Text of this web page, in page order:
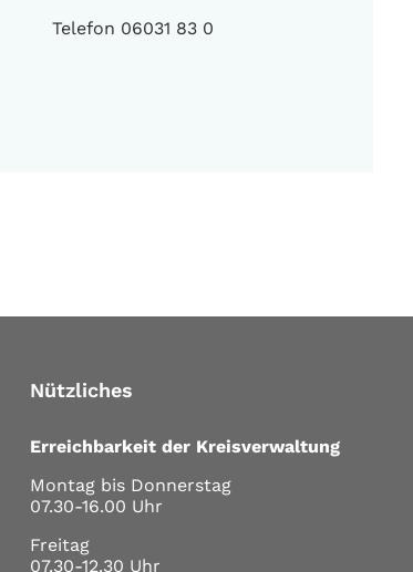
Telefon 06031 83 0
Nützliches
Erreichbarkeit der Kreisverwaltung
Montag bis Donnerstag
07.30-16.00 Uhr
Freitag
07.30-12.30 Uhr